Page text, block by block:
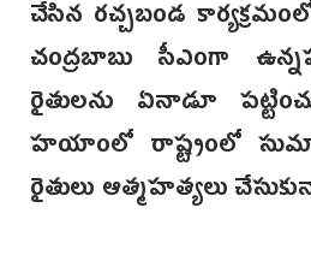
చేసిన రచ్చబండ
చంద్రబాబు సీఎంగా
రైతులను ఏనాడూ
హయాంలో రాష్ట్రంలో
రైతులు ఆత్మహత్యలు